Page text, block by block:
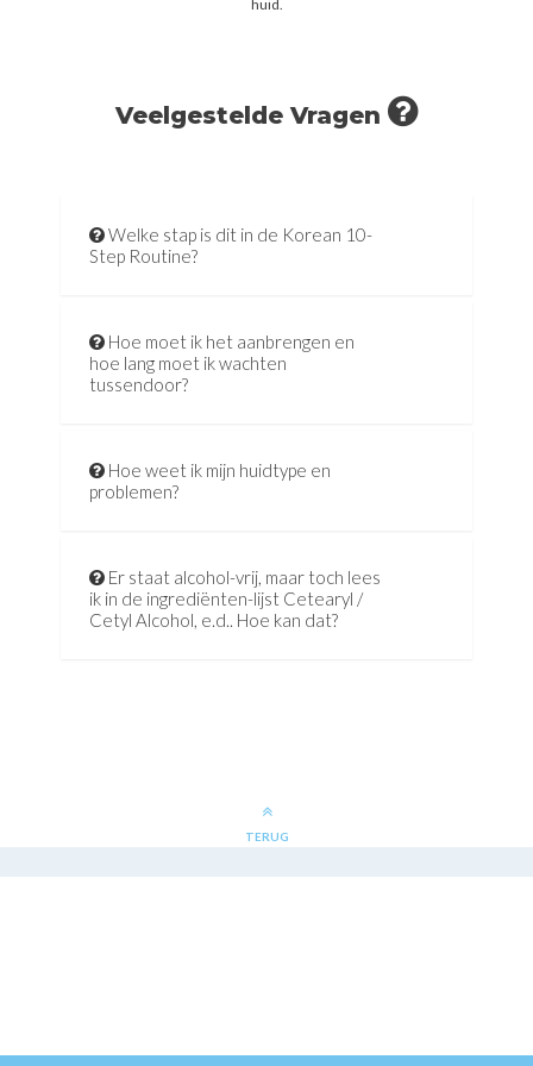
huid.
Veelgestelde Vragen
Welke stap is dit in de Korean 10-
Step Routine?
Hoe moet ik het aanbrengen en
hoe lang moet ik wachten
tussendoor?
Hoe weet ik mijn huidtype en
problemen?
Er staat alcohol-vrij, maar toch lees
ik in de ingrediënten-lijst Cetearyl /
Cetyl Alcohol, e.d.. Hoe kan dat?
TERUG